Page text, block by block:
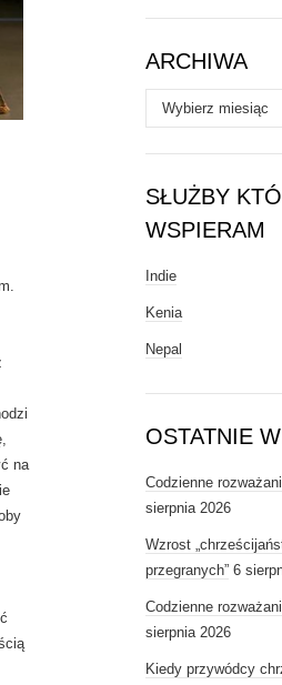
na
Tematy
ARCHIWA
Archiwa
SŁUŻBY
WSPIERAM
Indie
Kenia
Nepal
OSTATNIE
Codzienne
sierpnia 2026
Wzrost
przegranych” 6
Codzienne
sierpnia 2026
Kiedy przywódcy